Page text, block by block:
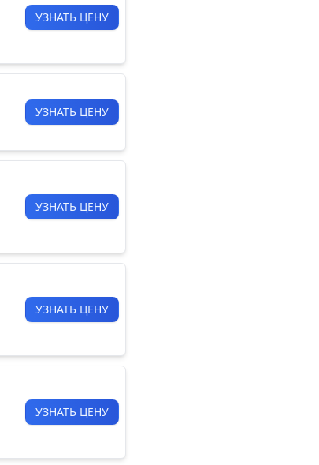
УЗНАТЬ ЦЕНУ
УЗНАТЬ ЦЕНУ
УЗНАТЬ ЦЕНУ
УЗНАТЬ ЦЕНУ
УЗНАТЬ ЦЕНУ